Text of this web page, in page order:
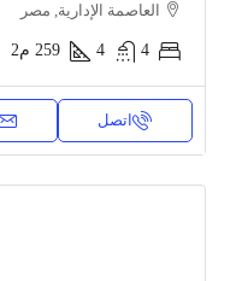
العاصمة الإدارية, مصر
4
4
259 م2
اتصل